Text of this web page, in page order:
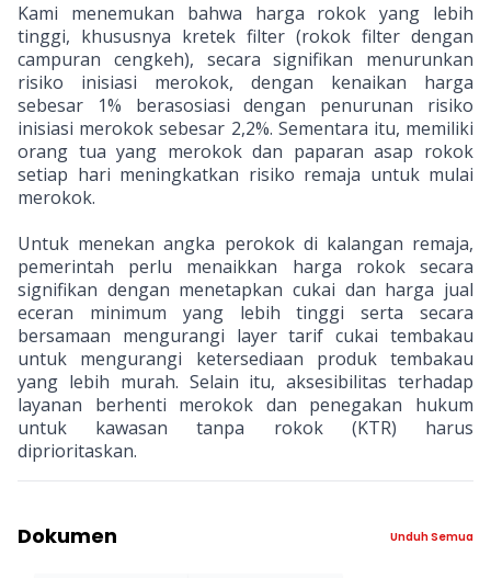
Kami menemukan bahwa harga rokok yang lebih
tinggi, khususnya kretek filter (rokok filter dengan
campuran cengkeh), secara signifikan menurunkan
risiko inisiasi merokok, dengan kenaikan harga
sebesar 1% berasosiasi dengan penurunan risiko
inisiasi merokok sebesar 2,2%. Sementara itu, memiliki
orang tua yang merokok dan paparan asap rokok
setiap hari meningkatkan risiko remaja untuk mulai
merokok.
Untuk menekan angka perokok di kalangan remaja,
pemerintah perlu menaikkan harga rokok secara
signifikan dengan menetapkan cukai dan harga jual
eceran minimum yang lebih tinggi serta secara
bersamaan mengurangi layer tarif cukai tembakau
untuk mengurangi ketersediaan produk tembakau
yang lebih murah. Selain itu, aksesibilitas terhadap
layanan berhenti merokok dan penegakan hukum
untuk kawasan tanpa rokok (KTR) harus
diprioritaskan.
Dokumen Unduh Semua